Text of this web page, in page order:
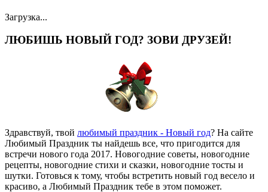
Загрузка...
ЛЮБИШЬ НОВЫЙ ГОД? ЗОВИ ДРУЗЕЙ!
Здравствуй, твой любимый праздник - Новый год? На сайте
Любимый Праздник ты найдешь все, что пригодится для
встречи нового года 2017. Новогодние советы, новогодние
рецепты, новогодние стихи и сказки, новогодние тосты и
шутки. Готовься к тому, чтобы встретить новый год весело и
красиво, а Любимый Праздник тебе в этом поможет.